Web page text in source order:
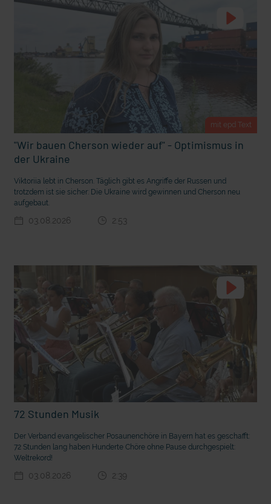
deutsche Sprache? Vorhang auf für Kinderzirkus Giovanni
mit epd Text
"Wir bauen Cherson wieder auf" - Optimismus in
der Ukraine
Viktoriia lebt in Cherson. Täglich gibt es Angriffe der Russen und
trotzdem ist sie sicher: Die Ukraine wird gewinnen und Cherson neu
aufgebaut.
03.08.2026 2:53
72 Stunden Musik
Der Verband evangelischer Posaunenchöre in Bayern hat es geschafft:
72 Stunden lang haben Hunderte Chöre ohne Pause durchgespielt:
Weltrekord!
03.08.2026 2:39